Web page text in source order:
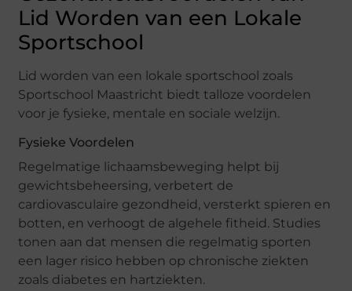
Lid Worden van een Lokale
Sportschool
Lid worden van een lokale sportschool zoals
Sportschool Maastricht biedt talloze voordelen
voor je fysieke, mentale en sociale welzijn.
Fysieke Voordelen
Regelmatige lichaamsbeweging helpt bij
gewichtsbeheersing, verbetert de
cardiovasculaire gezondheid, versterkt spieren en
botten, en verhoogt de algehele fitheid. Studies
tonen aan dat mensen die regelmatig sporten
een lager risico hebben op chronische ziekten
zoals diabetes en hartziekten.